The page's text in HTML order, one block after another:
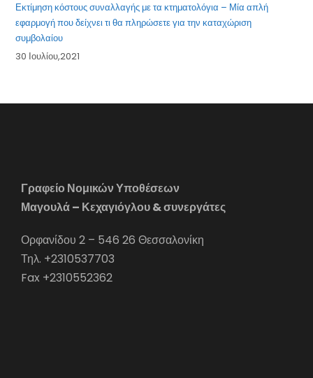
Εκτίμηση κόστους συναλλαγής με τα κτηματολόγια – Μία απλή
εφαρμογή που δείχνει τι θα πληρώσετε για την καταχώριση
συμβολαίου
30 Ιουλίου,2021
Γραφείο Νομικών Υποθέσεων
Μαγουλά – Κεχαγιόγλου & συνεργάτες
Ορφανίδου 2 – 546 26 Θεσσαλονίκη
Τηλ. +2310537703
Fax +2310552362